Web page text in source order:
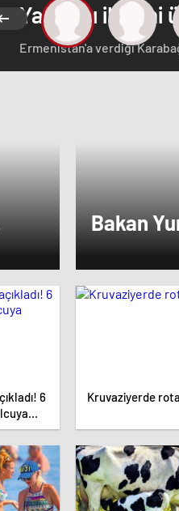
Yabancı ilgisini
Ermenistan'a verdiği
Bakan
6
Kruvaziyerde